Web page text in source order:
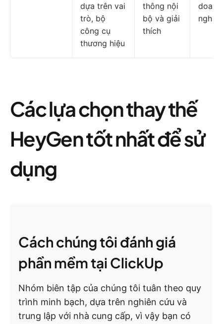
dựa trên vai
trò, bộ
công cụ
thương hiệu
thông nội
bộ và giải
thích
doanh
Các lựa chọn thay thế
HeyGen tốt nhất để sử
dụng
Cách chúng tôi đánh giá
phần mềm tại ClickUp
Nhóm biên tập của chúng tôi tuân theo quy
trình minh bạch, dựa trên nghiên cứu và
trung lập với nhà cung cấp, vì vậy bạn có